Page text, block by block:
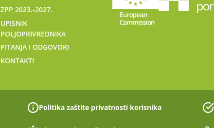
ZPP 2023.-2027.
UPISNIK
POLJOPRIVREDNIKA
PITANJA I ODGOVORI
KONTAKTI
Politika zaštite privatnosti korisnika